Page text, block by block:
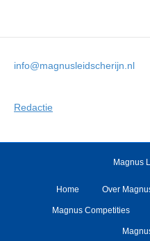
info@magnusleidscherijn.nl
Redactie
Magnus
Home Over
Magnus Competities